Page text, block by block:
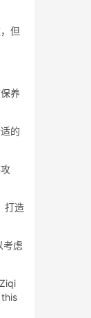
但
养
的
打造
考虑